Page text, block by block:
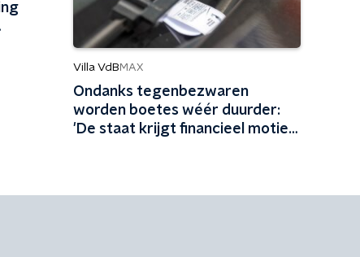
Villa VdB MAX
Ondanks tegenbezwaren
worden boetes wéér duurder:
'De staat krijgt financieel motief